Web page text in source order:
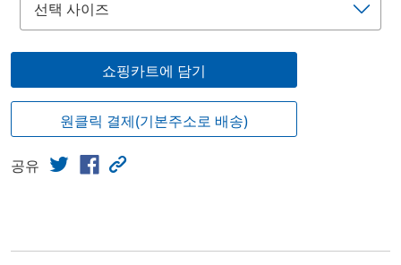
쇼핑카트에 담기
원클릭 결제(기본주소로 배송)
공유